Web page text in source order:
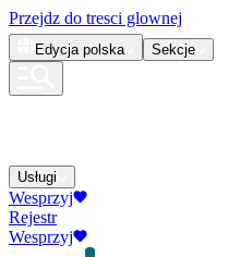
Przejdz do tresci glownej
Edycja polska Sekcje
Usługi
Wesprzyj
Rejestr
Wesprzyj